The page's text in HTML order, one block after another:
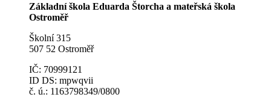
Základní škola Eduarda Štorcha a mateřská škola
Ostroměř
Školní 315
507 52 Ostroměř
IČ: 70999121
ID DS: mpwqvii
č. ú.: 1163798349/0800